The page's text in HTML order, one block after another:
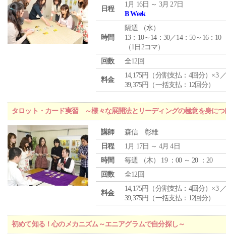
日程
1月 16日 ～ 3月 27日
B Week
時間
隔週 （水）
13：10～14：30／14：50～16：10
（1日2コマ）
回数
全12回
料金
14,175円（分割支払：4回分）×3
39,375円（一括支払：12回分）
タロット・カード実習 ～様々な展開法とリーディングの極意を身につ
講師
森信 彰雄
日程
1月 17日 ～ 4月 4日
時間
毎週 （木） 19 ：00 ～ 20 ：20
回数
全12回
料金
14,175円（分割支払：4回分）×3
39,375円（一括支払：12回分）
初めて知る！心のメカニズム～エニアグラムで自分探し～